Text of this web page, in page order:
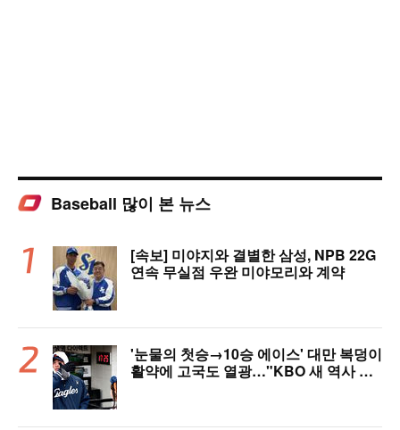
Baseball 많이 본 뉴스
[속보] 미야지와 결별한 삼성, NPB 22G
연속 무실점 우완 미야모리와 계약
'눈물의 첫승→10승 에이스' 대만 복덩이
활약에 고국도 열광…"KBO 새 역사 썼